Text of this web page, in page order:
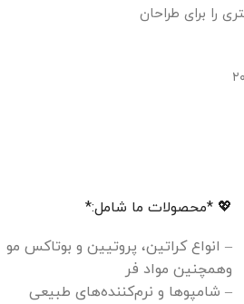
را برای طراحان
💖 *محصولات ما شامل:*
– انواع کراتین، پروتیین و بوتاکس مو
وهمچنین مواد فر
– شامپوها و نرم‌کننده‌های طبیعی